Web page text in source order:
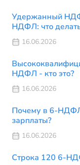
Удержанный
НДФЛ: что
16.06.2026
НДФЛ - кто это?
16.06.2026
Почему в 6-НДФЛ
зарплаты?
16.06.2026
Строка 120 6-